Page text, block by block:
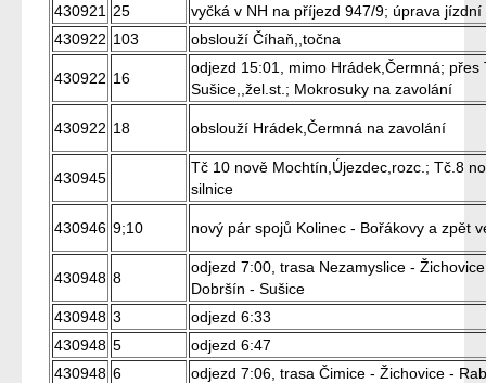
430921 25
vyčká v NH na příjezd 947/9; úprava jízdní
430922 103 obslouží Číhaň,,točna
430922 16
odjezd 15:01, mimo Hrádek,Čermná; přes
Sušice,,žel.st.; Mokrosuky na zavolání
430922 18 obslouží Hrádek,Čermná na zavolání
430945
Tč 10 nově Mochtín,Újezdec,rozc.; Tč.8
silnice
430946 9;10 nový pár spojů Kolinec - Bořákovy a zpět
430948 8
odjezd 7:00, trasa Nezamyslice -
Dobršín - Sušice
430948 3
odjezd 6:33
430948 5
odjezd 6:47
430948 6
odjezd 7:06, trasa Čimice - Žichovice -